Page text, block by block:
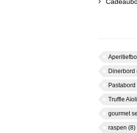
Dinerbord
Pastabord
Truffle Aïoli
gourmet
raspen (8)